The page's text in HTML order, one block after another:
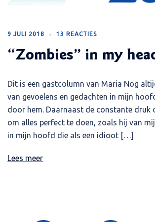
9 JULI 2018 13 REACTIES
“Zombies” in my
Dit is een gastcolumn van Maria Nog
van gevoelens en gedachten in mijn
door hem. Daarnaast de constante druk
om alles perfect te doen, zoals hij van
in mijn hoofd die als een idioot […]
Lees meer